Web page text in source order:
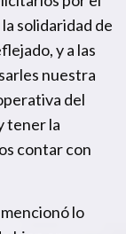
solidaridad de
y a las
nuestra
del
tener la
contar con
lo